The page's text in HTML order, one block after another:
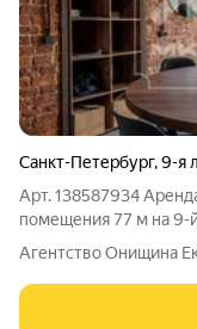
Санкт-Петербург,9-я
Арт. 138587934
помещения 77 м на 9-й линии В.О.,
бизнес! Ищете
помещение в
Адрес: 9-я линия В.О.,
Агентство Онищина